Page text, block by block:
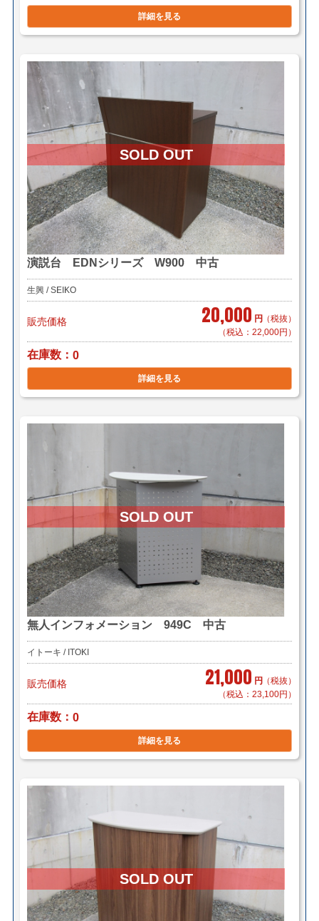
詳細を見る
演説台 EDNシリーズ W900 中古
生興 / SEIKO
販売価格 20,000 円 （税抜）
（税込：22,000円）
在庫数 0
詳細を見る
無人インフォメーション 949C 中古
イトーキ / ITOKI
販売価格 21,000 円 （税抜）
（税込：23,100円）
在庫数 0
詳細を見る